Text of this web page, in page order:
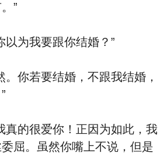
”
以为我要跟你结婚？”
。你若要结婚，不跟我结婚，
真的很爱你！正因为如此，我
屈。虽然你嘴上不说，但是